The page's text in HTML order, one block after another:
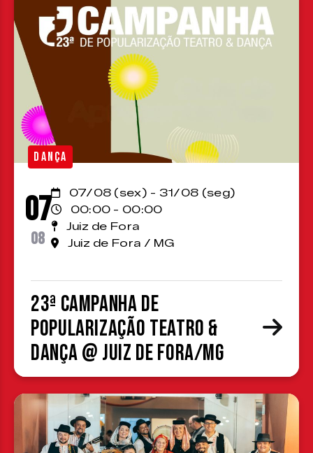
DANÇA
07
08
07/08 (sex) - 31/08 (seg)
00:00 - 00:00
Juiz de Fora
Juiz de Fora / MG
23ª Campanha de
Popularização Teatro &
Dança @ Juiz de Fora/MG